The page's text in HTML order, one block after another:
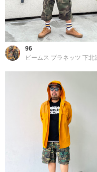
96
ビームス プラネッツ 下北